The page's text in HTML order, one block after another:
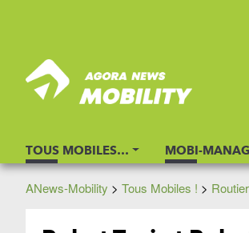
TOUS MOBILES… MOBI-
ANews-Mobility > Tous Mobiles ! > Routier